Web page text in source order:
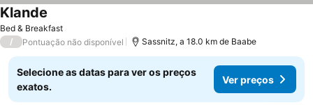
Bed & Breakfast
Klande
/ Pontuação não disponível Sassnitz, a 18.0 km de Baabe
Selecione as datas para ver os preços
exatos.
Ver preços